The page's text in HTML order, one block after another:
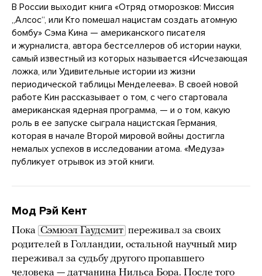
В России выходит книга «Отряд отморозков: Миссия
„Алсос“, или Кто помешал нацистам создать атомную
бомбу» Сэма Кина — американского писателя
и журналиста, автора бестселлеров об истории науки,
самый известный из которых называется «Исчезающая
ложка, или Удивительные истории из жизни
периодической таблицы Менделеева». В своей новой
работе Кин рассказывает о том, с чего стартовала
американская ядерная программа, — и о том, какую
роль в ее запуске сыграла нацистская Германия,
которая в начале Второй мировой войны достигла
немалых успехов в исследовании атома. «Медуза»
публикует отрывок из этой книги.
Мод Рэй Кент
Пока Сэмюэл Гаудсмит переживал за своих
родителей в Голландии, остальной научный мир
переживал за судьбу другого пропавшего
человека — датчанина Нильса Бора. После того